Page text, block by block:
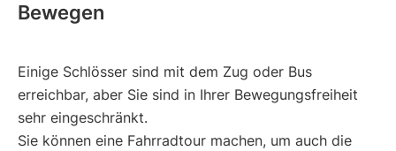
Bewegen
Einige Schlösser sind mit dem Zug oder Bus
erreichbar, aber Sie sind in Ihrer Bewegungsfreiheit
sehr eingeschränkt.
Sie können eine Fahrradtour machen, um auch die